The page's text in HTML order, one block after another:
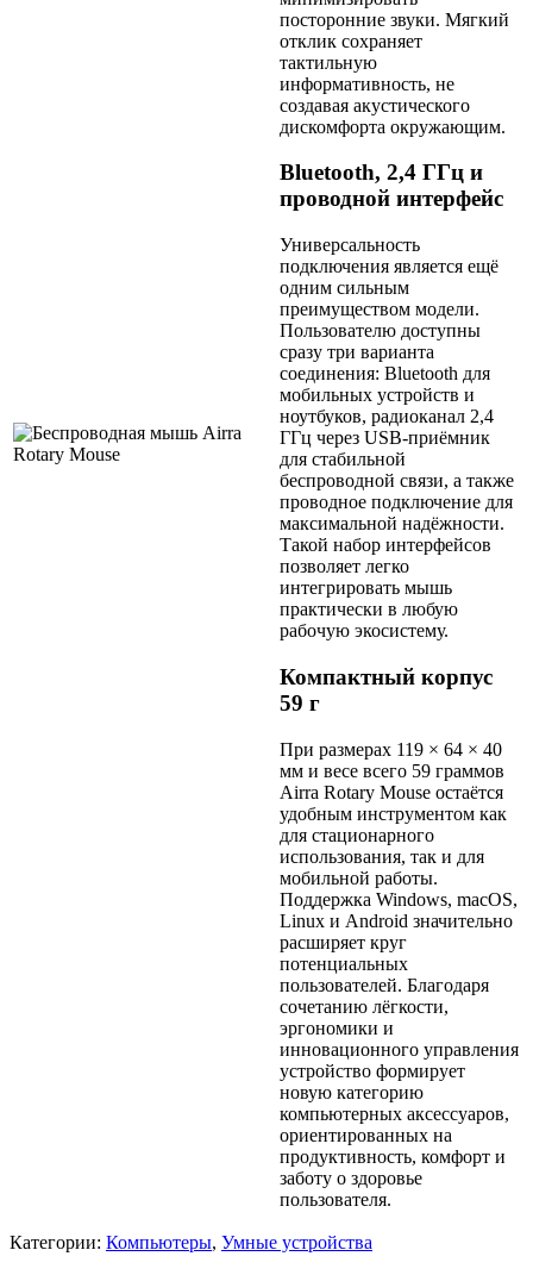
посторонние звуки. Мягкий
отклик сохраняет
тактильную
информативность, не
создавая акустического
дискомфорта окружающим.
Bluetooth, 2,4 ГГц и
проводной интерфейс
Универсальность
подключения является ещё
одним сильным
преимуществом модели.
Пользователю доступны
сразу три варианта
соединения: Bluetooth для
мобильных устройств и
ноутбуков, радиоканал 2,4
ГГц через USB-приёмник
для стабильной
беспроводной связи, а также
проводное подключение для
максимальной надёжности.
Такой набор интерфейсов
позволяет легко
интегрировать мышь
практически в любую
рабочую экосистему.
Компактный корпус
59 г
При размерах 119 × 64 × 40
мм и весе всего 59 граммов
Airra Rotary Mouse остаётся
удобным инструментом как
для стационарного
использования, так и для
мобильной работы.
Поддержка Windows, macOS,
Linux и Android значительно
расширяет круг
потенциальных
пользователей. Благодаря
сочетанию лёгкости,
эргономики и
инновационного управления
устройство формирует
новую категорию
компьютерных аксессуаров,
ориентированных на
продуктивность, комфорт и
заботу о здоровье
пользователя.
Категории: Компьютеры, Умные устройства